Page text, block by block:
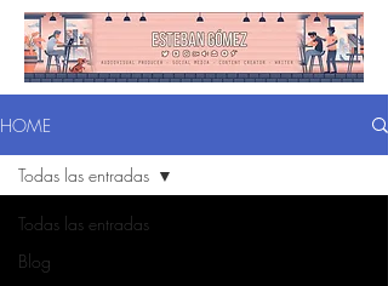
HOME
Todas las entradas
Blog
Todas las entradas